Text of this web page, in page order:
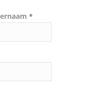
*